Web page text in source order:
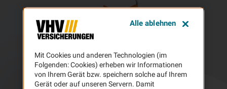
Mit Cookies und anderen Technologien (im
Folgenden: Cookies) erheben wir Informationen
von Ihrem Gerät bzw. speichern solche auf Ihrem
Gerät oder auf unseren Servern. Damit
Alle ablehnen